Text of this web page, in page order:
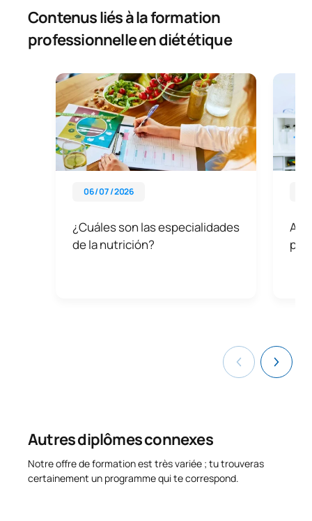
Contenus liés à la formation
professionnelle en diététique
06 / 07 / 2026
¿Cuáles son las especialidades
de la nutrición?
Autres diplômes connexes
Notre offre de formation est très variée ; tu trouveras
certainement un programme qui te correspond.